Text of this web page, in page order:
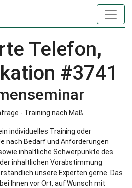
Telefon,
#3741
- Training nach Maß
individuelles Training oder
nach Bedarf und Anforderungen
inhaltliche Schwerpunkte des
inhaltlichen Vorabstimmung
unsere Experten gerne. Das
Ihnen vor Ort, auf Wunsch mit